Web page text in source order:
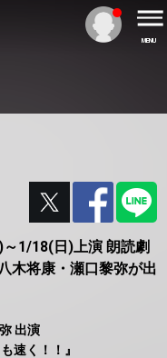
MENU
1/18(日)上演 朗読劇
木将康・瀬口黎弥が出
出演
速く！！』